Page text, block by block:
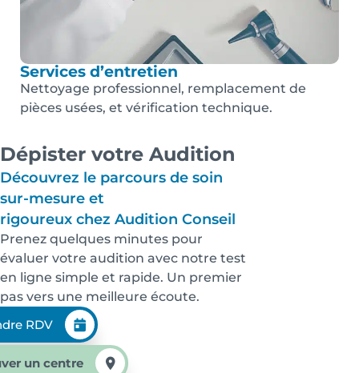
Services d’entretien
Nettoyage professionnel, remplacement de
pièces usées, et vérification technique.
Dépister votre Audition
Découvrez le parcours de soin
sur-mesure et
rigoureux chez Audition Conseil
Prenez quelques minutes pour
évaluer votre audition avec notre test
en ligne simple et rapide. Un premier
pas vers une meilleure écoute.
RDV
un centre